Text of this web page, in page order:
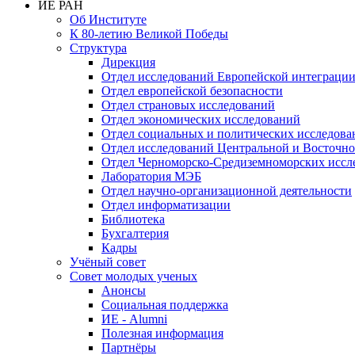
ИЕ РАН
Об Институте
К 80-летию Великой Победы
Структура
Дирекция
Отдел исследований Европейской интеграции
Отдел европейской безопасности
Отдел страновых исследований
Отдел экономических исследований
Отдел социальных и политических
Отдел исследований Центральной и
Отдел Черноморско-Средиземноморских
Лаборатория МЭБ
Отдел научно-организационной деятельности
Отдел информатизации
Библиотека
Бухгалтерия
Кадры
Учёный совет
Совет молодых ученых
Анонсы
Социальная поддержка
ИЕ - Alumni
Полезная информация
Партнёры